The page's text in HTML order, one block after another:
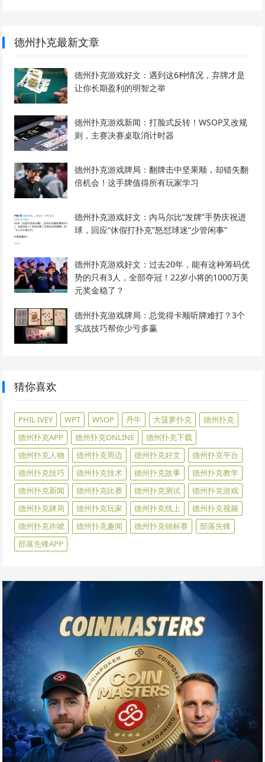
德州扑克最新文章
德州扑克游戏好文：遇到这6种情况，弃牌才是
让你长期盈利的明智之举
德州扑克游戏新闻：打脸式反转！WSOP又改规
则，主赛决赛桌取消计时器
德州扑克游戏牌局：翻牌击中坚果顺，却错失翻
倍机会！这手牌值得所有玩家学习
德州扑克游戏好文：内马尔比“发牌”手势庆祝进
球，回应“休假打扑克”怒怼球迷“少管闲事”
德州扑克游戏好文：过去20年，能有这种筹码优
势的只有3人，全部夺冠！22岁小将的1000万美
元奖金稳了？
德州扑克游戏牌局：总觉得卡顺听牌难打？3个
实战技巧帮你少亏多赢
猜你喜欢
PHIL IVEY WPT WSOP 丹牛 大菠萝扑克
德州扑克
德州扑克APP
德州扑克ONLINE
德州扑克下载
德州扑克人物
德州扑克周边 德州扑克好文
德州扑克平台
德州扑克技巧
德州扑克技术 德州扑克故事
德州扑克教学
德州扑克新闻
德州扑克比赛 德州扑克测试
德州扑克游戏
德州扑克牌局
德州扑克玩家 德州扑克线上
德州扑克视频
德州扑克诈唬
德州扑克趣闻 德州扑克锦标赛
部落先锋
部落先锋APP